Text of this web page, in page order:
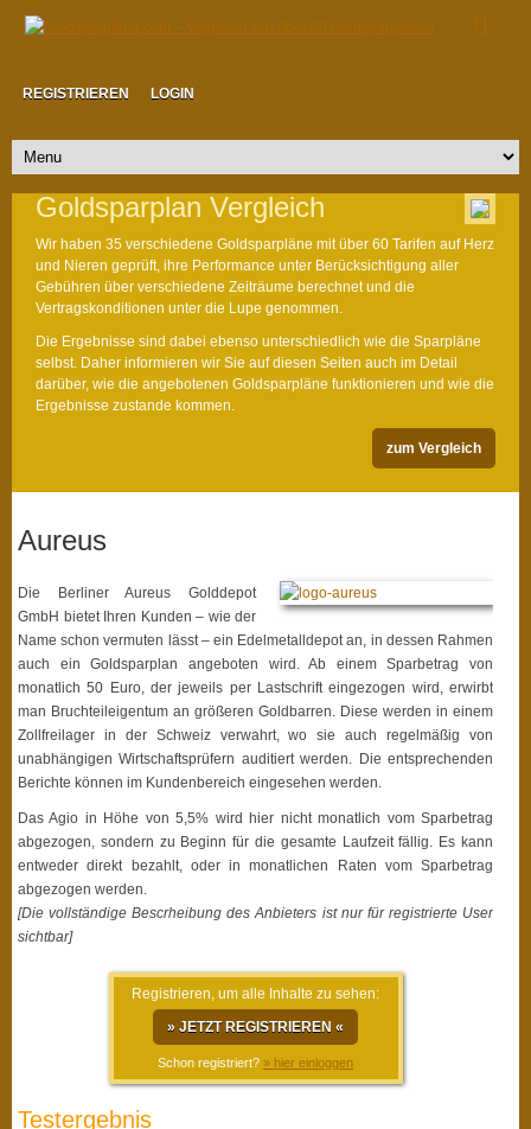
REGISTRIEREN LOGIN
Goldsparplan Vergleich
Wir haben 35 verschiedene Goldsparpläne mit über 60 Tarifen auf Herz
und Nieren geprüft, ihre Performance unter Berücksichtigung aller
Gebühren über verschiedene Zeiträume berechnet und die
Vertragskonditionen unter die Lupe genommen.
Die Ergebnisse sind dabei ebenso unterschiedlich wie die Sparpläne
selbst. Daher informieren wir Sie auf diesen Seiten auch im Detail
darüber, wie die angebotenen Goldsparpläne funktionieren und wie die
Ergebnisse zustande kommen.
zum Vergleich
Aureus
Die Berliner Aureus Golddepot
GmbH bietet Ihren Kunden – wie der
Name schon vermuten lässt – ein Edelmetalldepot an, in dessen Rahmen
auch ein Goldsparplan angeboten wird. Ab einem Sparbetrag von
monatlich 50 Euro, der jeweils per Lastschrift eingezogen wird, erwirbt
man Bruchteileigentum an größeren Goldbarren. Diese werden in einem
Zollfreilager in der Schweiz verwahrt, wo sie auch regelmäßig von
unabhängigen Wirtschaftsprüfern auditiert werden. Die entsprechenden
Berichte können im Kundenbereich eingesehen werden.
Das Agio in Höhe von 5,5% wird hier nicht monatlich vom Sparbetrag
abgezogen, sondern zu Beginn für die gesamte Laufzeit fällig. Es kann
entweder direkt bezahlt, oder in monatlichen Raten vom Sparbetrag
abgezogen werden.
[Die vollständige Bescrheibung des Anbieters ist nur für registrierte User
sichtbar]
Registrieren, um alle Inhalte zu sehen:
» JETZT REGISTRIEREN «
Schon registriert? » hier einloggen
Testergebnis